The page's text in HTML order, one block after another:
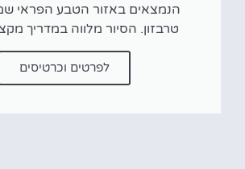
הנמצאים באזור הטבע הפראי
טרבזון. הסיור מלווה במדריך
לפרטים וכרטיסים